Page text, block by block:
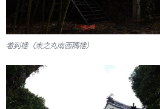
着到櫓（東之丸南西隅櫓）